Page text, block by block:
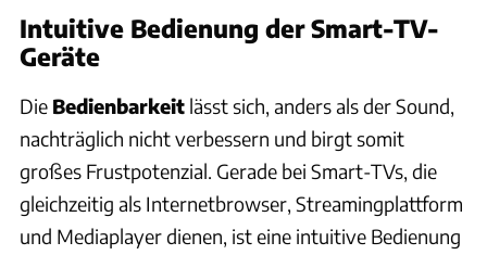
Intuitive Bedienung der Smart-TV-
Geräte
Die Bedienbarkeit lässt sich, anders als der Sound,
nachträglich nicht verbessern und birgt somit
großes Frustpotenzial. Gerade bei Smart-TVs, die
gleichzeitig als Internetbrowser, Streamingplattform
und Mediaplayer dienen, ist eine intuitive Bedienung